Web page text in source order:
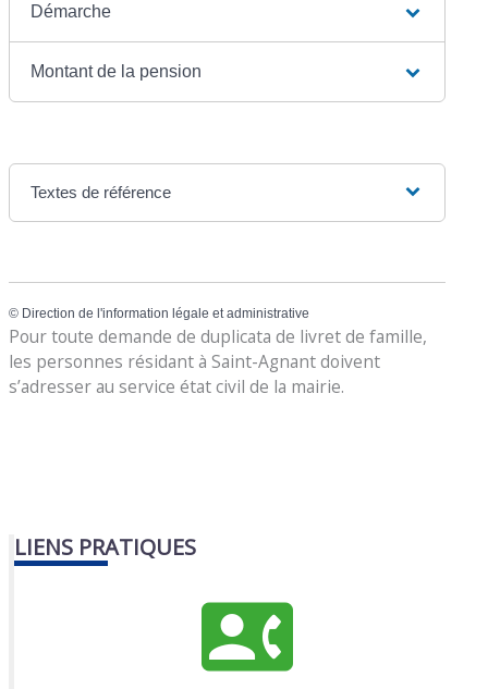
Démarche
Montant de la pension
Textes de référence
© Direction de l'information légale et administrative
Pour toute demande de duplicata de livret de famille,
les personnes résidant à Saint-Agnant doivent
s’adresser au service état civil de la mairie.
LIENS PRATIQUES